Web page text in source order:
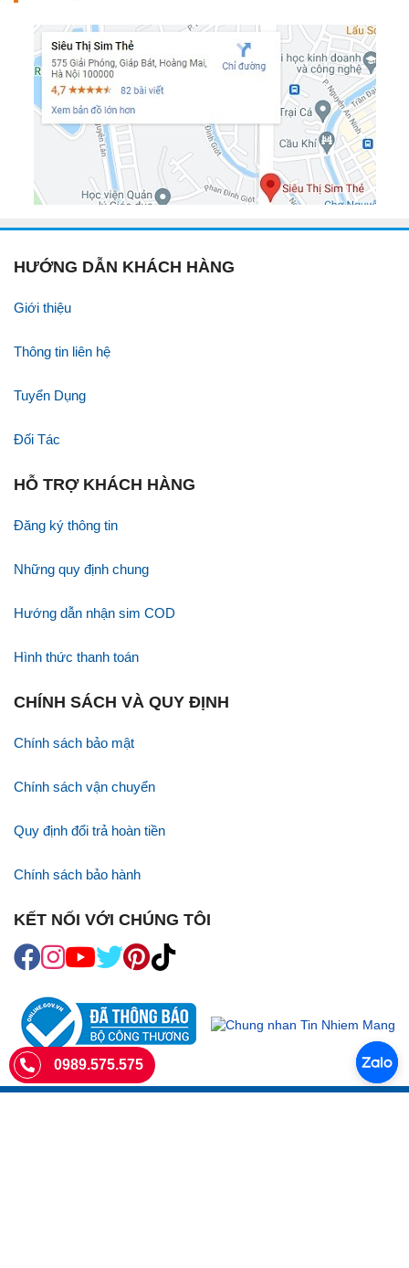
HƯỚNG DẪN KHÁCH HÀNG
Giới thiệu
Thông tin liên hệ
Tuyển Dụng
Đối Tác
HỖ TRỢ KHÁCH HÀNG
Đăng ký thông tin
Những quy định chung
Hướng dẫn nhận sim COD
Hình thức thanh toán
CHÍNH SÁCH VÀ QUY ĐỊNH
Chính sách bảo mật
Chính sách vận chuyển
Quy định đổi trả hoàn tiền
Chính sách bảo hành
KẾT NỐI VỚI CHÚNG TÔI
0989.575.575